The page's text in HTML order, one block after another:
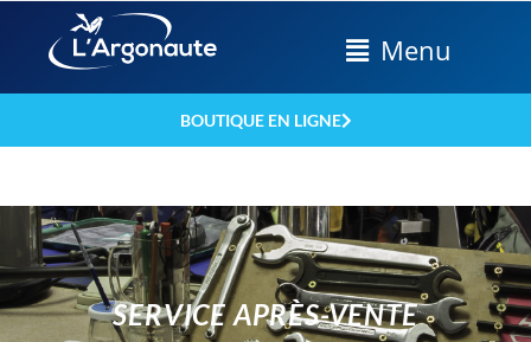
Menu
BOUTIQUE EN LIGNE
SERVICE APRÈS-VENTE